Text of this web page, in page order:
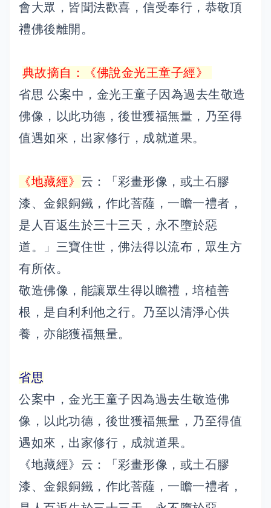
會大眾，皆聞法歡喜，信受奉行，恭敬頂
禮佛後離開。
典故摘自：《佛說金光王童子經》
省思 公案中，金光王童子因為過去生敬造
佛像，以此功德，後世獲福無量，乃至得
值遇如來，出家修行，成就道果。
《地藏經》 云：「彩畫形像，或土石膠
漆、金銀銅鐵，作此菩薩，一瞻一禮者，
是人百返生於三十三天，永不墮於惡
道。」三寶住世，佛法得以流布，眾生方
有所依。
敬造佛像，能讓眾生得以瞻禮，培植善
根，是自利利他之行。乃至以清淨心供
養，亦能獲福無量。
省思
公案中，金光王童子因為過去生敬造佛
像，以此功德，後世獲福無量，乃至得值
遇如來，出家修行，成就道果。
《地藏經》云：「彩畫形像，或土石膠
漆、金銀銅鐵，作此菩薩，一瞻一禮者，